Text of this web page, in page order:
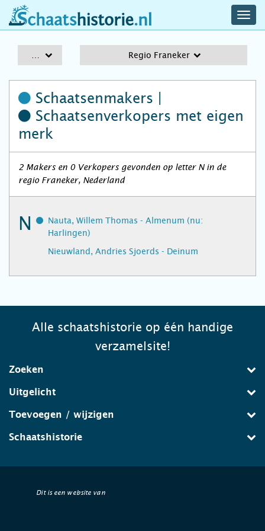
schaatshistorie.nl
Regio Franeker
Schaatsenmakers |
Schaatsenverkopers met eigen
merk
2 Makers en 0 Verkopers gevonden op letter N in de
regio Franeker, Nederland
N
Nauta, Willem Thomas - Almenum (nu:
Harlingen)
Nieuwland, Andries Sjoerds - Deinum
Alle schaatshistorie op één handige
verzamelsite!
Zoeken
Uitgelicht
Toevoegen / wijzigen
Schaatshistorie
Dit is een website van